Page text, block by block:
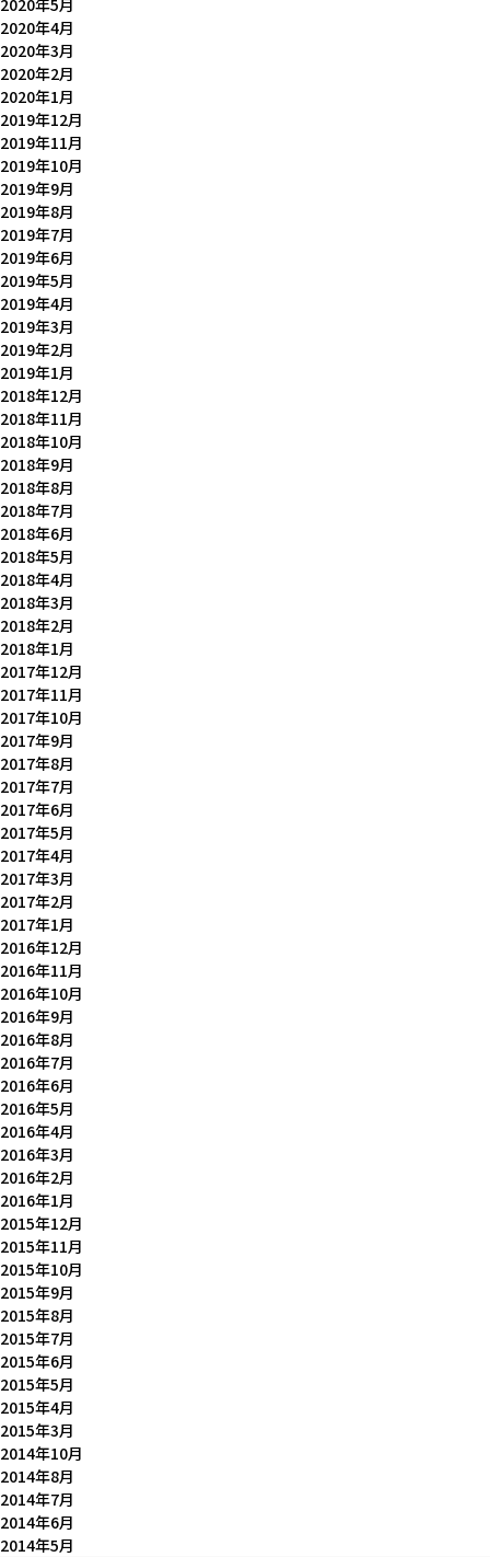
2020年5月
2020年4月
2020年3月
2020年2月
2020年1月
2019年12月
2019年11月
2019年10月
2019年9月
2019年8月
2019年7月
2019年6月
2019年5月
2019年4月
2019年3月
2019年2月
2019年1月
2018年12月
2018年11月
2018年10月
2018年9月
2018年8月
2018年7月
2018年6月
2018年5月
2018年4月
2018年3月
2018年2月
2018年1月
2017年12月
2017年11月
2017年10月
2017年9月
2017年8月
2017年7月
2017年6月
2017年5月
2017年4月
2017年3月
2017年2月
2017年1月
2016年12月
2016年11月
2016年10月
2016年9月
2016年8月
2016年7月
2016年6月
2016年5月
2016年4月
2016年3月
2016年2月
2016年1月
2015年12月
2015年11月
2015年10月
2015年9月
2015年8月
2015年7月
2015年6月
2015年5月
2015年4月
2015年3月
2014年10月
2014年8月
2014年7月
2014年6月
2014年5月